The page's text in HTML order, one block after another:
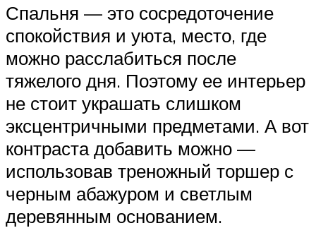
Спальня — это сосредоточение
спокойствия и уюта, место, где
можно расслабиться после
тяжелого дня. Поэтому ее интерьер
не стоит украшать слишком
эксцентричными предметами. А вот
контраста добавить можно —
использовав треножный торшер с
черным абажуром и светлым
деревянным основанием.